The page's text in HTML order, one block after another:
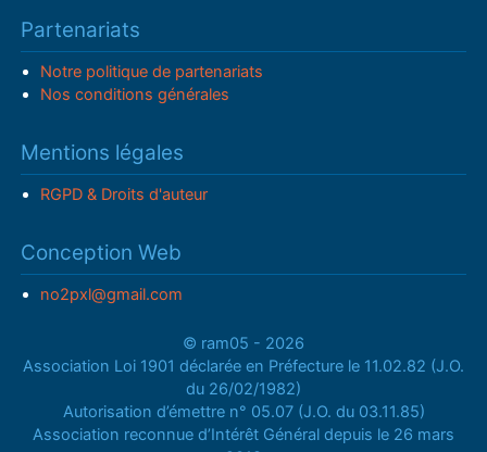
Partenariats
Notre politique de partenariats
Nos conditions générales
Mentions légales
RGPD & Droits d'auteur
Conception Web
no2pxl@gmail.com
© ram05 - 2026
Association Loi 1901 déclarée en Préfecture le 11.02.82 (J.O.
du 26/02/1982)
Autorisation d’émettre n° 05.07 (J.O. du 03.11.85)
Association reconnue d’Intérêt Général depuis le 26 mars